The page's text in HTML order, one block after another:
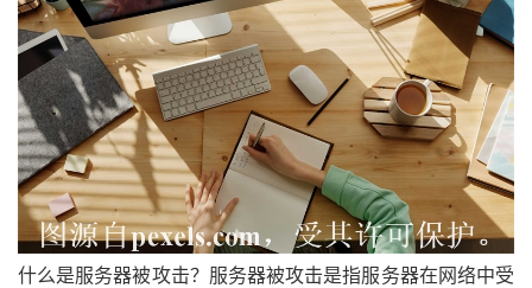
什么是服务器被攻击？服务器被攻击是指服务器在网络中受